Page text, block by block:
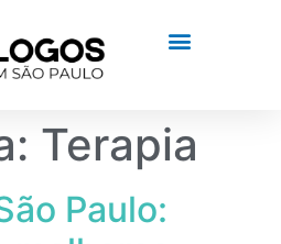
Terapia
Paulo: